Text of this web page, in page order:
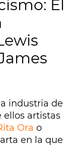
El
industria de
ellos artistas
Ora o
en la que